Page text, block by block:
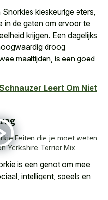
kieskeurige eters,
in de gaten om ervoor te
krijgen. Een dagelijks
droog
maaltijden, is een goed
Leert Om Niet
Feiten die je moet weten
Yorkshire Terrier Mix
is een genot om mee
intelligent, speels en